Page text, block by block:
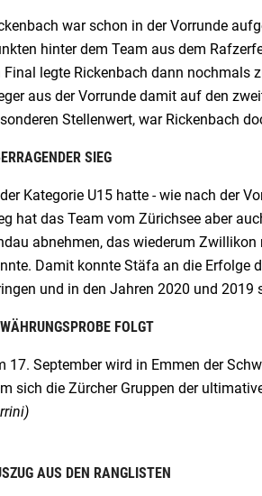
war schon in der Vorrunde
hinter dem Team aus dem
Final legte Rickenbach dann nochmals
aus der Vorrunde damit auf den
Stellenwert, war Rickenbach
SIEG
Kategorie U15 hatte - wie nach der
hat das Team vom Zürichsee aber
abnehmen, das wiederum
Damit konnte Stäfa an die Erfolge
und in den Jahren 2020 und 2019
FOLGT
17. September wird in Emmen der
sich die Zürcher Gruppen der
AUS DEN RANGLISTEN